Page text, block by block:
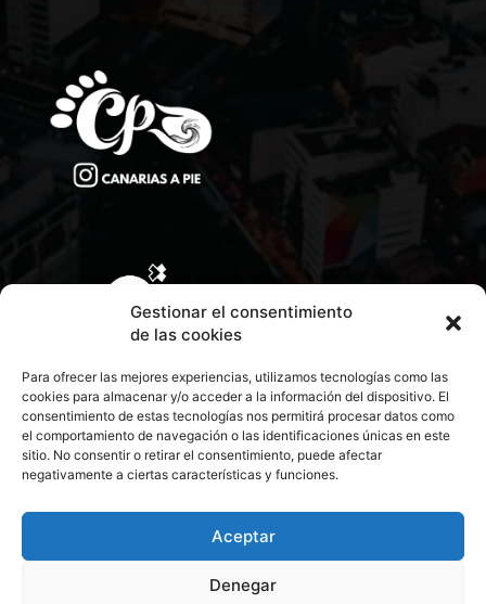
Gestionar el consentimiento
de las cookies
Para ofrecer las mejores experiencias, utilizamos tecnologías como las
cookies para almacenar y/o acceder a la información del dispositivo. El
consentimiento de estas tecnologías nos permitirá procesar datos como
el comportamiento de navegación o las identificaciones únicas en este
sitio. No consentir o retirar el consentimiento, puede afectar
negativamente a ciertas características y funciones.
Aceptar
Denegar
CONTACTA CON NOSOTROS